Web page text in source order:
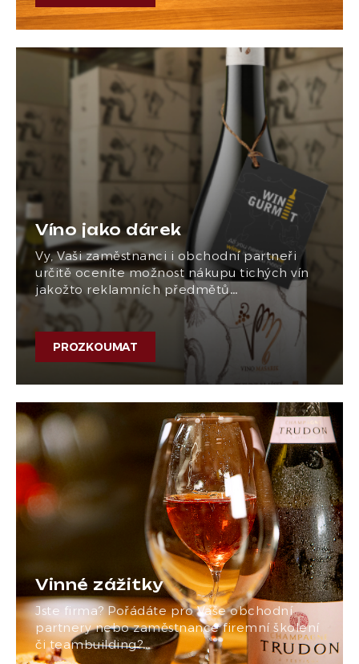
Víno jako dárek
Vy, Vaši zaměstnanci i obchodní partneři
určitě oceníte možnost nákupu tichých vín
jakožto reklamních předmětů…
PROZKOUMAT
Vinné zážitky
Jste firma? Pořádáte pro Vaše obchodní
partnery nebo zaměstnance firemní školení
či teambuilding?…